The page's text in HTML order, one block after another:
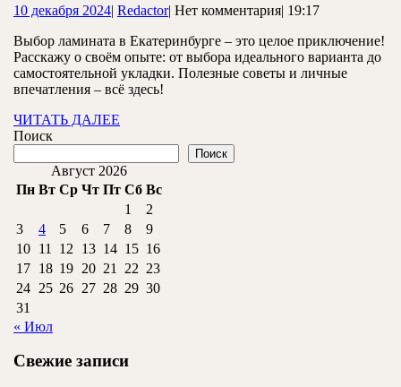
выбора
и
укладки
ламината
Екатеринбурге
10 декабря 202410
2024
| RedactorRedactor
| Нет комментария| 19:17
Выбор ламината в Екатеринбурге – это целое приключение!
Расскажу о своём опыте: от выбора идеального варианта до
самостоятельной укладки. Полезные советы и личные
впечатления – всё здесь!
ЧИТАТЬ ДАЛЕЕ
Поиск
Поиск
Август 2026
Пн Вт Ср Чт Пт Сб Вс
1
2
3
4 5 6 7 8
9
10 11 12 13 14 15 16
17 18 19 20 21 22 23
24 25 26 27 28 29 30
31
« Июл
Свежие записи